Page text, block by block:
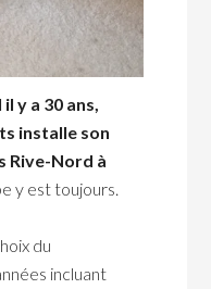
y a 30 ans,
installe son
Rive-Nord à
y est toujours.
du
incluant